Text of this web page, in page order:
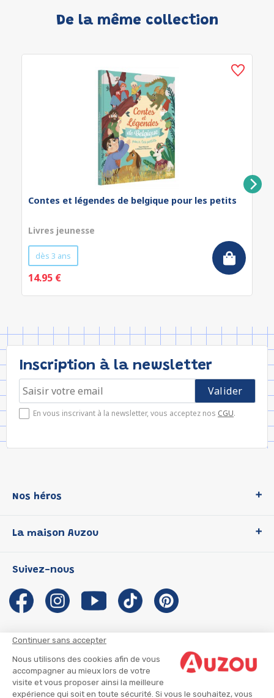
Continuer sans accepter
Nous utilisons des cookies afin de vous
accompagner au mieux lors de votre
visite et vous proposer ainsi la meilleure
expérience qui soit en toute sécurité. Si vous le souhaitez, vous
De la même collection
Contes et légendes de belgique pour les petits
Livres jeunesse
dès 3 ans
14.95 €
Inscription à la newsletter
En vous inscrivant à la newsletter, vous acceptez nos CGU.
Nos héros
P'tit Loup
Les Influenceuses
Migali
Petite Taupe
La maison Auzou
Notre histoire
Auzou s'engage
Auteurs et illustrateurs Auzou
Suivre mon colis
Infos consommateur
Suivez-nous
CGU
CGV